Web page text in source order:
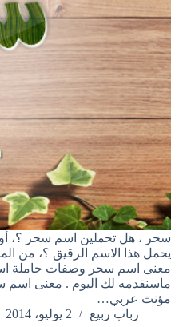
سحر ، هل تحملين اسم سحر ؟، أو
يحمل هذا الاسم الرقيق ؟، من
معنى اسم سحر وصفات حاملة
ماسنقدمه لك اليوم . معنى
مؤنث عربي…
رباب ربيع
2 يوليو، 2014